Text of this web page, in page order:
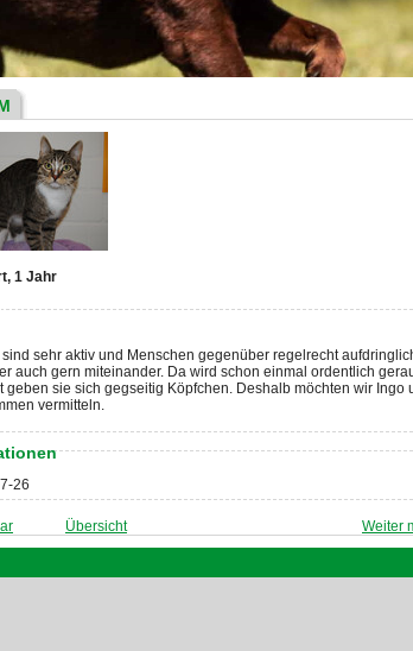
1 Jahr
sehr aktiv und Menschen gegenüber regelrecht
auch gern miteinander. Da wird schon einmal ordentlich
geben sie sich gegseitig Köpfchen. Deshalb möchten wir Ingo
vermitteln.
26
Übersicht Weiter